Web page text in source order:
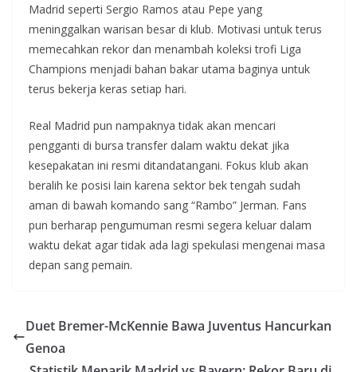
Madrid seperti Sergio Ramos atau Pepe yang
meninggalkan warisan besar di klub. Motivasi untuk terus
memecahkan rekor dan menambah koleksi trofi Liga
Champions menjadi bahan bakar utama baginya untuk
terus bekerja keras setiap hari.
Real Madrid pun nampaknya tidak akan mencari
pengganti di bursa transfer dalam waktu dekat jika
kesepakatan ini resmi ditandatangani. Fokus klub akan
beralih ke posisi lain karena sektor bek tengah sudah
aman di bawah komando sang “Rambo” Jerman. Fans
pun berharap pengumuman resmi segera keluar dalam
waktu dekat agar tidak ada lagi spekulasi mengenai masa
depan sang pemain.
Duet Bremer-McKennie Bawa Juventus Hancurkan
Genoa